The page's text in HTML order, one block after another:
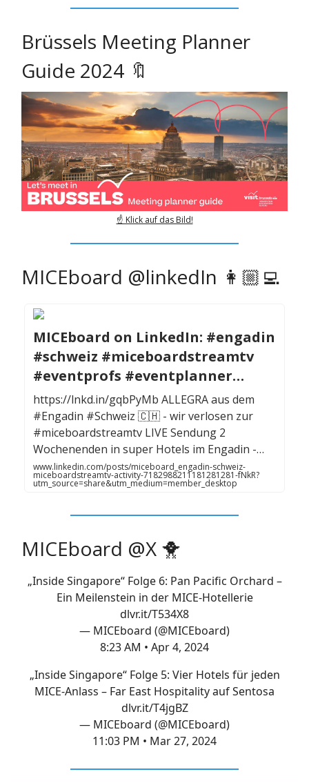
Brüssels Meeting Planner
Guide 2024 🔖
☝️ Klick auf das Bild!
MICEboard @linkedIn 👩🏼‍💻
MICEboard on LinkedIn: #engadin
#schweiz #miceboardstreamtv
#eventprofs #eventplanner…
https://lnkd.in/gqbPyMb ALLEGRA aus dem
#Engadin #Schweiz 🇨🇭 - wir verlosen zur
#miceboardstreamtv LIVE Sendung 2
Wochenenden in super Hotels im Engadin -…
www.linkedin.com/posts/miceboard_engadin-schweiz-
miceboardstreamtv-activity-7182988211181281281-fNkR?
utm_source=share&utm_medium=member_desktop
MICEboard @X 🐥
„Inside Singapore“ Folge 6: Pan Pacific Orchard –
Ein Meilenstein in der MICE-Hotellerie
dlvr.it/T534X8
— MICEboard (@MICEboard)
8:23 AM • Apr 4, 2024
„Inside Singapore“ Folge 5: Vier Hotels für jeden
MICE-Anlass – Far East Hospitality auf Sentosa
dlvr.it/T4jgBZ
— MICEboard (@MICEboard)
11:03 PM • Mar 27, 2024